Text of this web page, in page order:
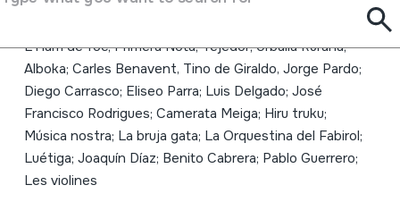
Author
L'Ham de foc; Primera Nota; Tejedor; Urbalia Rurana;
Alboka; Carles Benavent, Tino de Giraldo, Jorge Pardo;
Diego Carrasco; Eliseo Parra; Luis Delgado; José
Francisco Rodrigues; Camerata Meiga; Hiru truku;
Música nostra; La bruja gata; La Orquestina del Fabirol;
Luétiga; Joaquín Díaz; Benito Cabrera; Pablo Guerrero;
Les violines